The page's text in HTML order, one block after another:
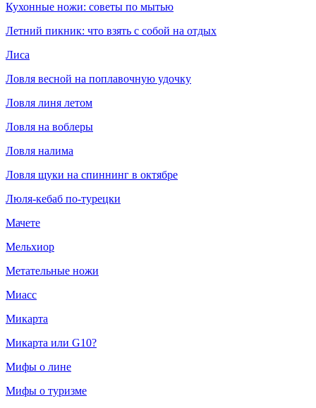
Кухонные ножи: советы по мытью
Летний пикник: что взять с собой на отдых
Лиса
Ловля весной на поплавочную удочку
Ловля линя летом
Ловля на воблеры
Ловля налима
Ловля щуки на спиннинг в октябре
Люля-кебаб по-турецки
Мачете
Мельхиор
Метательные ножи
Миасс
Микарта
Микарта или G10?
Мифы о лине
Мифы о туризме